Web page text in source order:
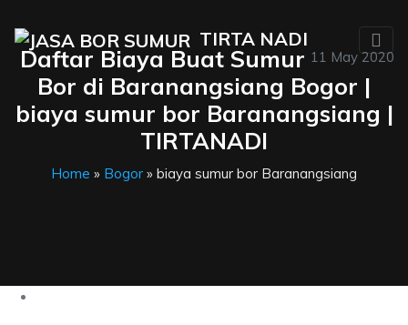
TIRTA NADI
11 May 2020
Daftar Biaya Buat Sumur
Bor di Baranangsiang Bogor |
biaya sumur bor Baranangsiang |
TIRTANADI
Home » Bogor » biaya sumur bor Baranangsiang